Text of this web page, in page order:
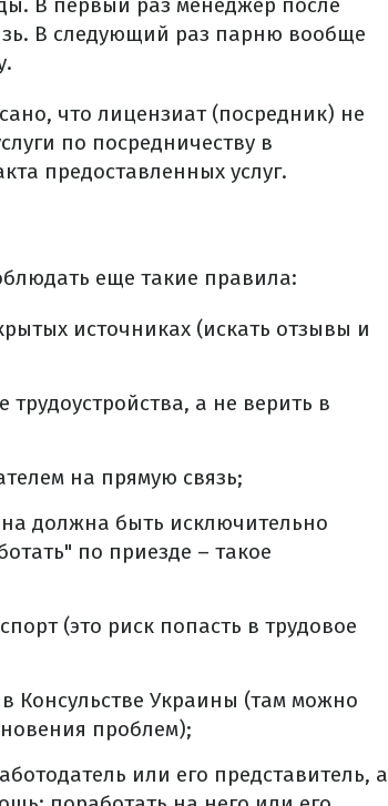
В следующий раз парню вообще
что лицензиат (посредник) не
по посредничеству в
предоставленных услуг.
еще такие правила:
источниках (искать отзывы и
а не верить в
на прямую связь;
должна быть исключительно
по приезде – такое
(это риск попасть в трудовое
Консульстве Украины (там можно
проблем);
или его представитель, а